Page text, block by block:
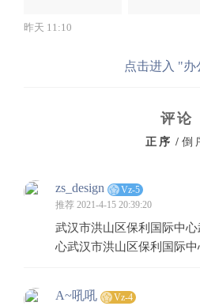
昨天 11:10
点击进入 "办
评论
正序 / 倒
zs_design Vz-5
推荐 2021-4-15 20:39:20
武汉市洪山区保利国际中
心武汉市洪山区保利国际中
A~吼吼 Vz-4